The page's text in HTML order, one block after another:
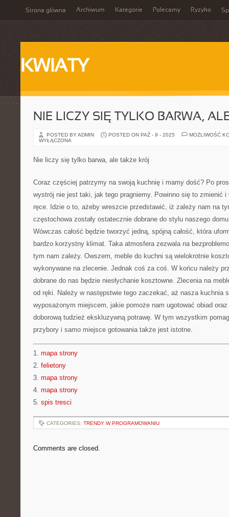
Strona główna Archiwum Kategorie Polecamy Ryzyko
KWIATY
NIE LICZY SIĘ TYLKO BARWA,
POSTED BY ADMIN POSTED ON PAŹ - 9 - 2025
MOŻLIWOŚĆ
WYŁĄCZONA
Nie liczy się tylko barwa, ale także krój
Coraz częściej patrzymy na swoją kuchnię i mamy dość? Po
wystrój nie jest taki, jak tego pragniemy. Powinno się to zmienić i
ręce. Idzie o to, ażeby wreszcie przedstawić, iż zależy nam na
częstochowa zostały ostatecznie dobrane do stylu naszego
Wówczas całość będzie tworzyć jedną, spójną całość, która
bardzo korzystny klimat. Taka atmosfera zezwala na
tym nam zależy. Owszem, meble do kuchni są wielokrotnie
wykonywane na zlecenie. Jednak coś za coś. W końcu należy
dobrane do nas będzie niesłychanie kosztowne. Zlecenia na
od ręki. Należy w następstwie tego zaczekać, aż nasza kuchnia
wyposażonym miejscem, jakie pomoże nam ugotować obiad
doborową tudzież ekskluzywną potrawę. W tym wszystkim
przybory i samo miejsce gotowania także jest istotne.
1. mapa strony
2. felietony
3. mapa strony
4. mapa strony
5. spis tresci
CATEGORIES: TRENDY W PROGRAMOWANIU
Comments are closed.